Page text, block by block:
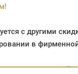
с другими
в
на